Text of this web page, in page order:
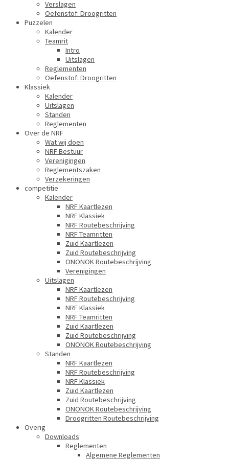
Verslagen
Oefenstof: Droogritten
Puzzelen
Kalender
Teamrit
Intro
Uitslagen
Reglementen
Oefenstof: Droogritten
Klassiek
Kalender
Uitslagen
Standen
Reglementen
Over de NRF
Wat wij doen
NRF Bestuur
Verenigingen
Reglementszaken
Verzekeringen
competitie
Kalender
NRF Kaartlezen
NRF Klassiek
NRF Routebeschrijving
NRF Teamritten
Zuid Kaartlezen
Zuid Routebeschrijving
ONONOK Routebeschrijving
Verenigingen
Uitslagen
NRF Kaartlezen
NRF Routebeschrijving
NRF Klassiek
NRF Teamritten
Zuid Kaartlezen
Zuid Routebeschrijving
ONONOK Routebeschrijving
Standen
NRF Kaartlezen
NRF Routebeschrijving
NRF Klassiek
Zuid Kaartlezen
Zuid Routebeschrijving
ONONOK Routebeschrijving
Droogritten Routebeschrijving
Overig
Downloads
Reglementen
Algemene Reglementen